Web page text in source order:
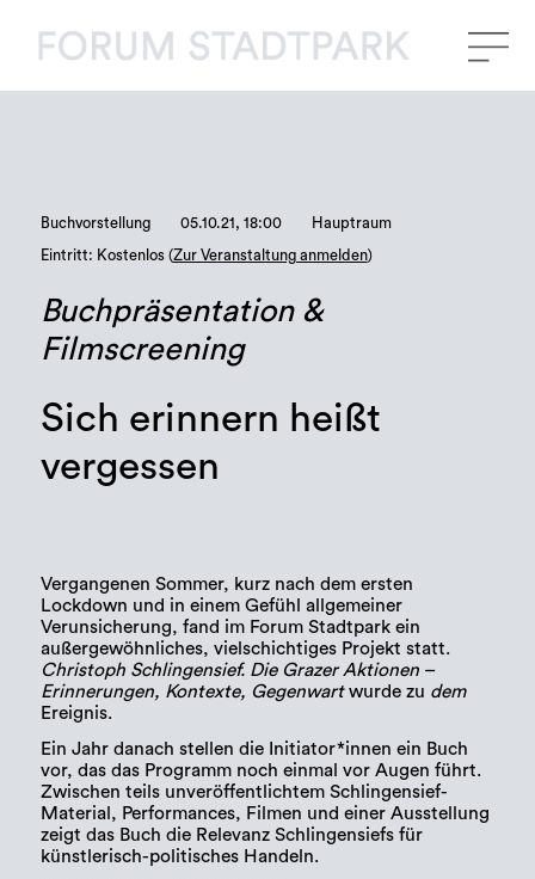
Buchvorstellung 05.10.21, 18:00 Hauptraum
Eintritt: Kostenlos (Zur Veranstaltung anmelden)
Buchpräsentation &
Filmscreening
Sich erinnern heißt
vergessen
Vergangenen Sommer, kurz nach dem ersten
Lockdown und in einem Gefühl allgemeiner
Verunsicherung, fand im Forum Stadtpark ein
außergewöhnliches, vielschichtiges Projekt statt.
Christoph Schlingensief. Die Grazer Aktionen –
Erinnerungen, Kontexte, Gegenwartwurde zu dem
Ereignis.
Ein Jahr danach stellen die Initiator*innen ein Buch
vor, das das Programm noch einmal vor Augen führt.
Zwischen teils unveröffentlichtem Schlingensief-
Material, Performances, Filmen und einer Ausstellung
zeigt das Buch die Relevanz Schlingensiefs für
künstlerisch-politisches Handeln.